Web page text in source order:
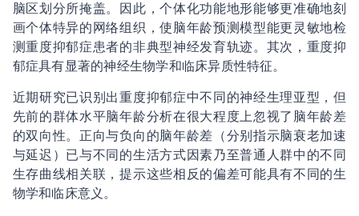
脑区划分所掩盖。因此，个体化功能地形能够更准确地刻
画个体特异的网络组织，使脑年龄预测模型能更灵敏地检
测重度抑郁症患者的非典型神经发育轨迹。其次，重度抑
郁症具有显著的神经生物学和临床异质性特征。
近期研究已识别出重度抑郁症中不同的神经生理亚型，但
先前的群体水平脑年龄分析在很大程度上忽视了脑年龄差
的双向性。正向与负向的脑年龄差（分别指示脑衰老加速
与延迟）已与不同的生活方式因素乃至普通人群中的不同
生存曲线相关联，提示这些相反的偏差可能具有不同的生
物学和临床意义。